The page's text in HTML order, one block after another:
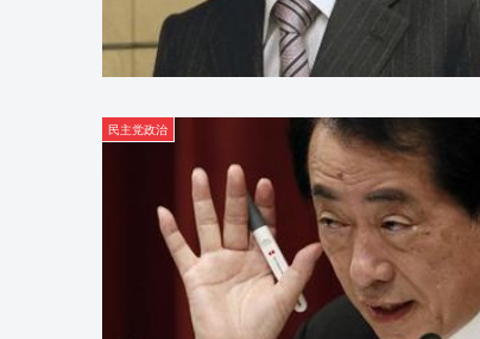
民主党政治